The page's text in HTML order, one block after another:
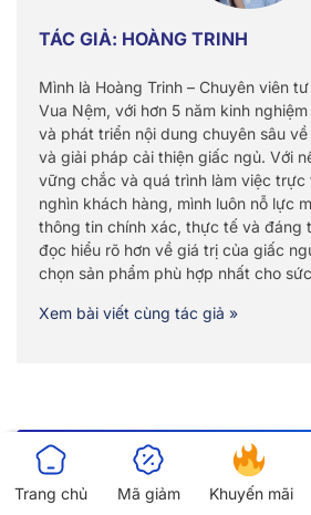
TÁC GIẢ: HOÀNG TRINH
Mình là Hoàng Trinh – Chuyên viên
Vua Nệm, với hơn 5 năm kinh
và phát triển nội dung chuyên sâu
và giải pháp cải thiện giấc ngủ. Với
vững chắc và quá trình làm việc trực
nghìn khách hàng, mình luôn nỗ lực
thông tin chính xác, thực tế và đáng
đọc hiểu rõ hơn về giá trị của giấc
chọn sản phẩm phù hợp nhất cho
Xem bài viết cùng tác giả »
CÓ THỂ BẠN QUAN TÂM
Trang chủ Mã giảm Khuyến mãi